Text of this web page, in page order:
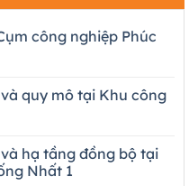
công nghiệp Phúc
quy mô tại Khu công
hạ tầng đồng bộ tại
Nhất 1